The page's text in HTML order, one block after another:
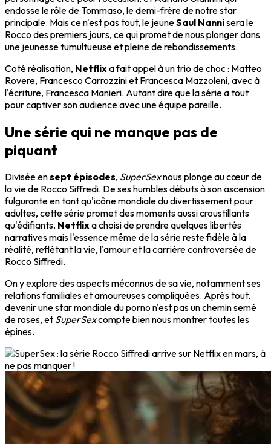
endosse le rôle de Tommaso, le demi-frère de notre star
principale. Mais ce n'est pas tout, le jeuneSaul Nannisera le
Rocco des premiers jours, ce qui promet de nous plonger dans
une jeunesse tumultueuse et pleine de rebondissements.
Coté réalisation, Netflixa fait appel à un trio de choc : Matteo
Rovere, Francesco Carrozzini et Francesca Mazzoleni, avec à
l'écriture, Francesca Manieri. Autant dire que la série a tout
pour captiver son audience avec une équipe pareille.
Une série qui ne manque pas de
piquant
Divisée ensept épisodes, SuperSexnous plonge au cœur de
la vie de Rocco Siffredi. De ses humbles débuts à son ascension
fulgurante en tant qu'icône mondiale du divertissement pour
adultes, cette série promet des moments aussi croustillants
qu'édifiants. Netflixa choisi de prendre quelques libertés
narratives mais l'essence même de la série reste fidèle à la
réalité, reflétant la vie, l'amour et la carrière controversée de
Rocco Siffredi.
On y explore des aspects méconnus de sa vie, notamment ses
relations familiales et amoureuses compliquées. Après tout,
devenir une star mondiale du porno n'est pas un chemin semé
de roses, et SuperSexcompte bien nous montrer toutes les
épines.